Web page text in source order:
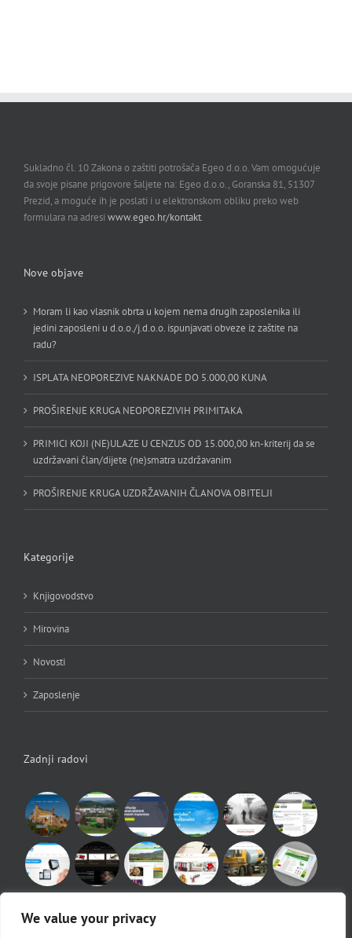
We value your privacy
Sukladno čl. 10 Zakona o zaštiti potrošača Egeo d.o.o. Vam omogućuje
da svoje pisane prigovore šaljete na: Egeo d.o.o., Goranska 81, 51307
Prezid, a moguće ih je poslati i u elektronskom obliku preko web
formulara na adresi www.egeo.hr/kontakt.
Nove objave
Moram li kao vlasnik obrta u kojem nema drugih zaposlenika ili
jedini zaposleni u d.o.o./j.d.o.o. ispunjavati obveze iz zaštite na
radu?
ISPLATA NEOPOREZIVE NAKNADE DO 5.000,00 KUNA
PROŠIRENJE KRUGA NEOPOREZIVIH PRIMITAKA
PRIMICI KOJI (NE)ULAZE U CENZUS OD 15.000,00 kn-kriterij da se
uzdržavani član/dijete (ne)smatra uzdržavanim
PROŠIRENJE KRUGA UZDRŽAVANIH ČLANOVA OBITELJI
Kategorije
Knjigovodstvo
Mirovina
Novosti
Zaposlenje
Zadnji radovi